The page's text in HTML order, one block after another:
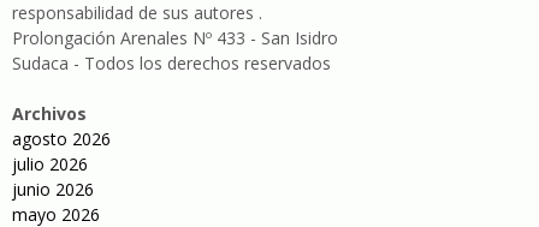
responsabilidad de sus autores .
Prolongación Arenales Nº 433 - San Isidro
Sudaca - Todos los derechos reservados
Archivos
agosto 2026
julio 2026
junio 2026
mayo 2026